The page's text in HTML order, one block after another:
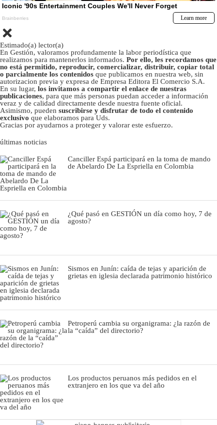
Estimado(a) lector(a)
En Gestión, valoramos profundamente la labor periodística que
realizamos para mantenerlos informados. Por ello, les recordamos que
no está permitido, reproducir, comercializar, distribuir, copiar total
o parcialmente los contenidos que publicamos en nuestra web, sin
autorizacion previa y expresa de Empresa Editora El Comercio S.A.
En su lugar, los invitamos a compartir el enlace de nuestras
publicaciones, para que más personas puedan acceder a información
veraz y de calidad directamente desde nuestra fuente oficial.
Asimismo, pueden suscribirse y disfrutar de todo el contenido
exclusivo que elaboramos para Uds.
Gracias por ayudarnos a proteger y valorar este esfuerzo.
últimas noticias
Canciller Espá participará en la toma de mando
de Abelardo De La Espriella en Colombia
¿Qué pasó en GESTIÓN un día como hoy, 7 de
agosto?
Sismos en Junín: caída de tejas y aparición de
grietas en iglesia declarada patrimonio histórico
Petroperú cambia su organigrama: ¿la razón de
la “caída” del directorio?
Los productos peruanos más pedidos en el
extranjero en los que va del año